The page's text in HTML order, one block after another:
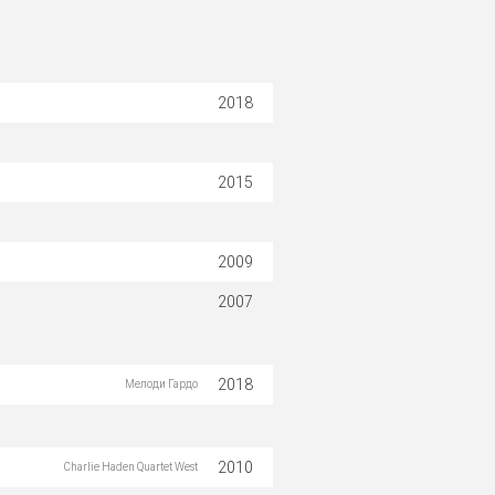
2018
2015
2009
2007
Мелоди Гардо 2018
Charlie Haden Quartet West 2010